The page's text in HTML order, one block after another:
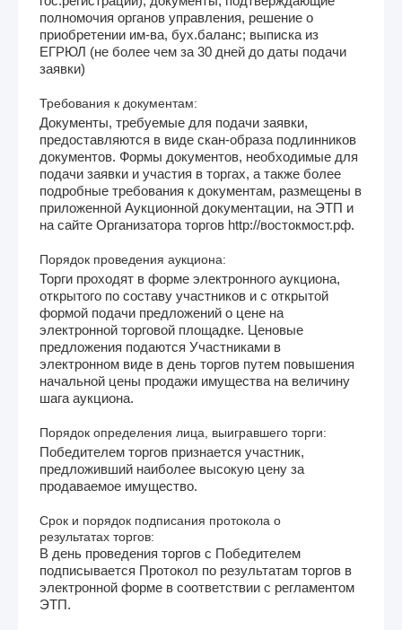
полномочия органов управления, решение о
приобретении им-ва, бух.баланс; выписка из
ЕГРЮЛ (не более чем за 30 дней до даты подачи
заявки)
Требования к документам:
Документы, требуемые для подачи заявки,
предоставляются в виде скан-образа подлинников
документов. Формы документов, необходимые для
подачи заявки и участия в торгах, а также более
подробные требования к документам, размещены в
приложенной Аукционной документации, на ЭТП и
на сайте Организатора торгов http://востокмост.рф.
Порядок проведения аукциона:
Торги проходят в форме электронного аукциона,
открытого по составу участников и с открытой
формой подачи предложений о цене на
электронной торговой площадке. Ценовые
предложения подаются Участниками в
электронном виде в день торгов путем повышения
начальной цены продажи имущества на величину
шага аукциона.
Порядок определения лица, выигравшего торги:
Победителем торгов признается участник,
предложивший наиболее высокую цену за
продаваемое имущество.
Срок и порядок подписания протокола о
результатах торгов:
В день проведения торгов с Победителем
подписывается Протокол по результатам торгов в
электронной форме в соответствии с регламентом
ЭТП.